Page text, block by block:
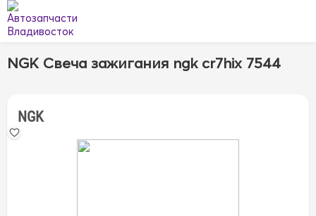
NGK Свеча зажигания ngk cr7hix 7544
NGK